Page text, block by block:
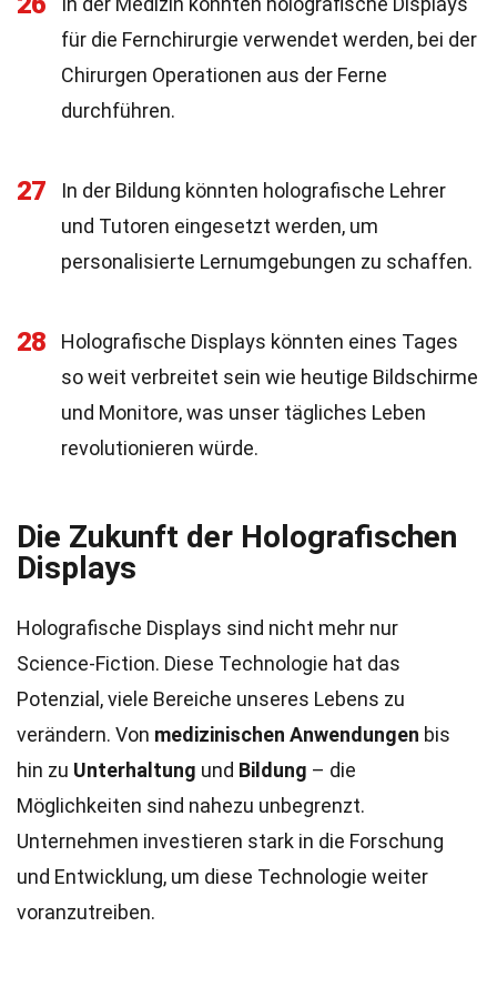
für die Fernchirurgie verwendet werden, bei der
Chirurgen Operationen aus der Ferne
durchführen.
27
In der Bildung könnten holografische Lehrer
und Tutoren eingesetzt werden, um
personalisierte Lernumgebungen zu schaffen.
28
Holografische Displays könnten eines Tages
so weit verbreitet sein wie heutige Bildschirme
und Monitore, was unser tägliches Leben
revolutionieren würde.
Die Zukunft der Holografischen
Displays
Holografische Displays sind nicht mehr nur
Science-Fiction. Diese Technologie hat das
Potenzial, viele Bereiche unseres Lebens zu
verändern. Von medizinischen Anwendungen bis
hin zu Unterhaltung und Bildung – die
Möglichkeiten sind nahezu unbegrenzt.
Unternehmen investieren stark in die Forschung
und Entwicklung, um diese Technologie weiter
voranzutreiben.